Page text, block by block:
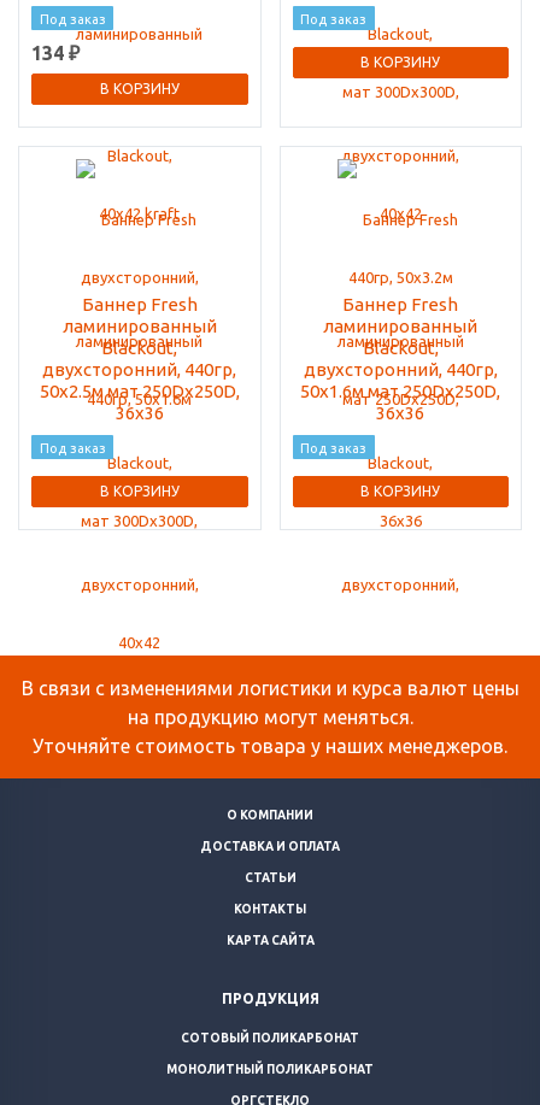
Под заказ
134 ₽
В КОРЗИНУ
Под заказ
В КОРЗИНУ
Баннер Fresh
ламинированный
Blackout,
двухсторонний, 440гр,
50x2.5м мат 250Dx250D,
36x36
Под заказ
В КОРЗИНУ
Баннер Fresh
ламинированный
Blackout,
двухсторонний, 440гр,
50x1.6м мат 250Dx250D,
36x36
Под заказ
В КОРЗИНУ
В связи с изменениями логистики и курса валют цены
на продукцию могут меняться.
Уточняйте стоимость товара у наших менеджеров.
О КОМПАНИИ
ДОСТАВКА И ОПЛАТА
СТАТЬИ
КОНТАКТЫ
КАРТА САЙТА
ПРОДУКЦИЯ
СОТОВЫЙ ПОЛИКАРБОНАТ
МОНОЛИТНЫЙ ПОЛИКАРБОНАТ
ОРГСТЕКЛО